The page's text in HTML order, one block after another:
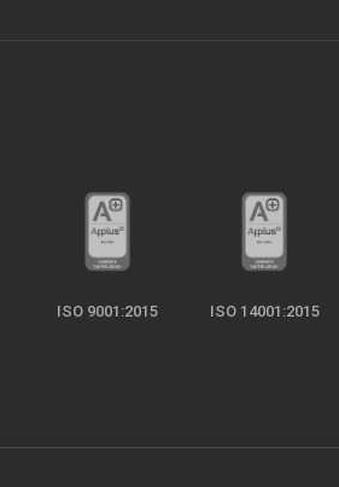
ISO 9001:2015 ISO 14001:2015